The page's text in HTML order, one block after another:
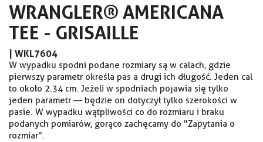
WRANGLER® AMERICANA
TEE - GRISAILLE
WKL7604
W wypadku spodni podane rozmiary są w calach, gdzie
pierwszy parametr określa pas a drugi ich długość. Jeden cal
to około 2.34 cm. Jeżeli w spodniach pojawia się tylko
jeden parametr — będzie on dotyczył tylko szerokości w
pasie. W wypadku wątpliwości co do rozmiaru i braku
podanych pomiarów, gorąco zachęcamy do "Zapytania o
rozmiar".